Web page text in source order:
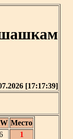
шашкам
[17:17:39]
Место
1